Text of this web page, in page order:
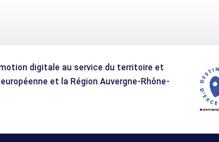
digitale au service du territoire et
et la Région Auvergne-Rhône-